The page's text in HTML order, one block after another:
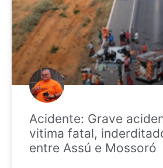
Acidente: Grave
vitima fatal,
entre Assú e Mossoró